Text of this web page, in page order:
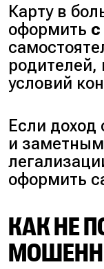
Карту в
оформить
родителей,
условий
Если доход
и
оформить
КАК НЕ